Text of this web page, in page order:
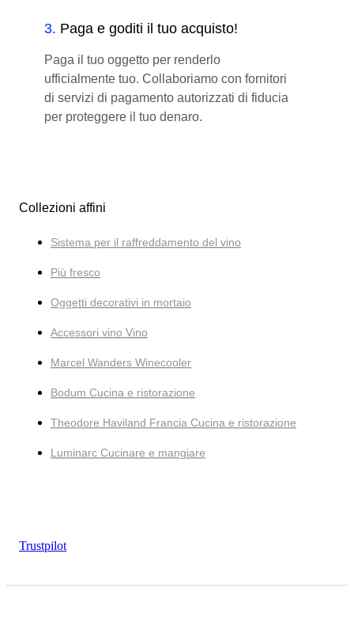
3. Paga e goditi il tuo acquisto!
Paga il tuo oggetto per renderlo
ufficialmente tuo. Collaboriamo con fornitori
di servizi di pagamento autorizzati di fiducia
per proteggere il tuo denaro.
Collezioni affini
Sistema per il raffreddamento del vino
Più fresco
Oggetti decorativi in mortaio
Accessori vino Vino
Marcel Wanders Winecooler
Bodum Cucina e ristorazione
Theodore Haviland Francia Cucina e ristorazione
Luminarc Cucinare e mangiare
Trustpilot